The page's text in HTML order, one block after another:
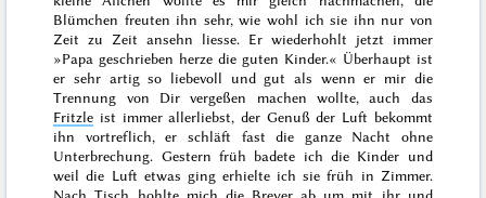
Blümchen freuten ihn sehr, wie wohl ich sie ihn nur von
Zeit zu Zeitansehn liesse. Er wiederhohlt jetzt immer
»Papa geschrieben herze die guten Kinder.« Überhaupt ist
er sehr artig so liebevoll und gut als wenn er mir die
Trennung von Dir vergeßen machen wollte, auch das
Fritzle ist immer allerliebst, der Genuß der Luft bekommt
ihn vortreflich, er schläft fast die ganze Nacht ohne
Unterbrechung. Gestern früh badete ich die Kinder und
weil die Luft etwas ging erhielte ich sie früh in Zimmer.